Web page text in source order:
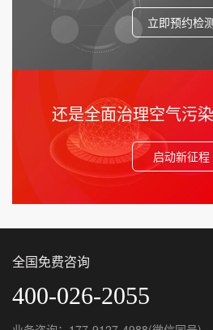
立即预约检
还是全面治理空气污
启动新征程
全国免费咨询
400-026-2055